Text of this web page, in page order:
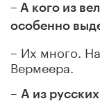
– А кого из
особенно
– Их много.
Вермеера.
– А из